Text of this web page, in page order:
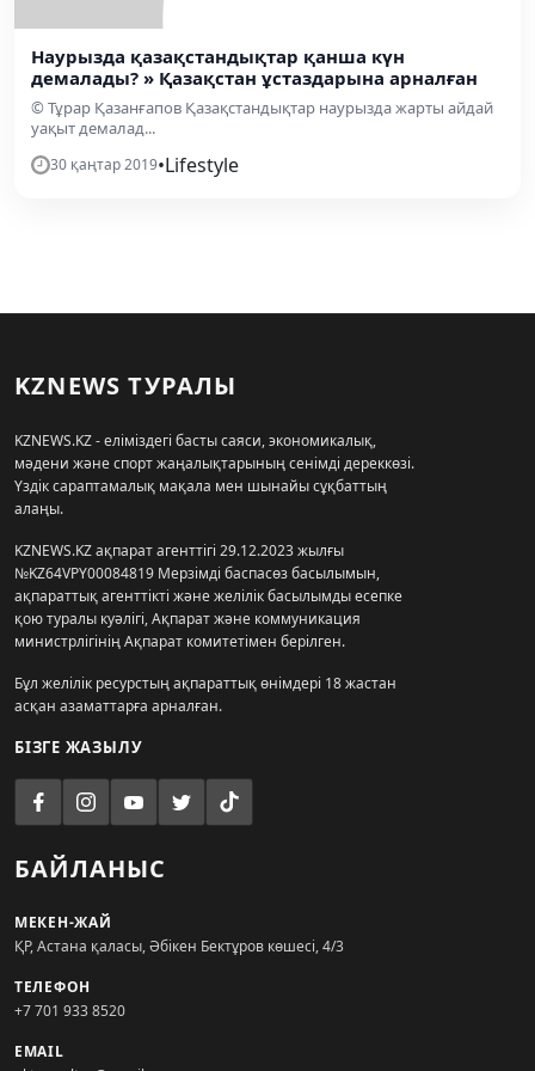
Наурызда қазақстандықтар қанша күн
демалады? » Қазақстан ұстаздарына арналған
© Тұрар Қазанғапов Қазақстандықтар наурызда жарты айдай
уақыт демалад...
30 қаңтар 2019•Lifestyle
KZNEWS ТУРАЛЫ
KZNEWS.KZ - еліміздегі басты саяси, экономикалық,
мәдени және спорт жаңалықтарының сенімді дереккөзі.
Үздік сараптамалық мақала мен шынайы сұқбаттың
алаңы.
KZNEWS.KZ ақпарат агенттігі 29.12.2023 жылғы
№KZ64VPY00084819 Мерзімді баспасөз басылымын,
ақпараттық агенттікті және желілік басылымды есепке
қою туралы куәлігі, Ақпарат және коммуникация
министрлігінің Ақпарат комитетімен берілген.
Бұл желілік ресурстың ақпараттық өнімдері 18 жастан
асқан азаматтарға арналған.
БІЗГЕ ЖАЗЫЛУ
БАЙЛАНЫС
МЕКЕН-ЖАЙ
ҚР, Астана қаласы, Әбікен Бектұров көшесі, 4/3
ТЕЛЕФОН
+7 701 933 8520
EMAIL